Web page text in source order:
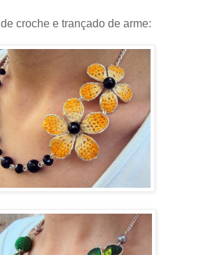
croche e trançado de arme: